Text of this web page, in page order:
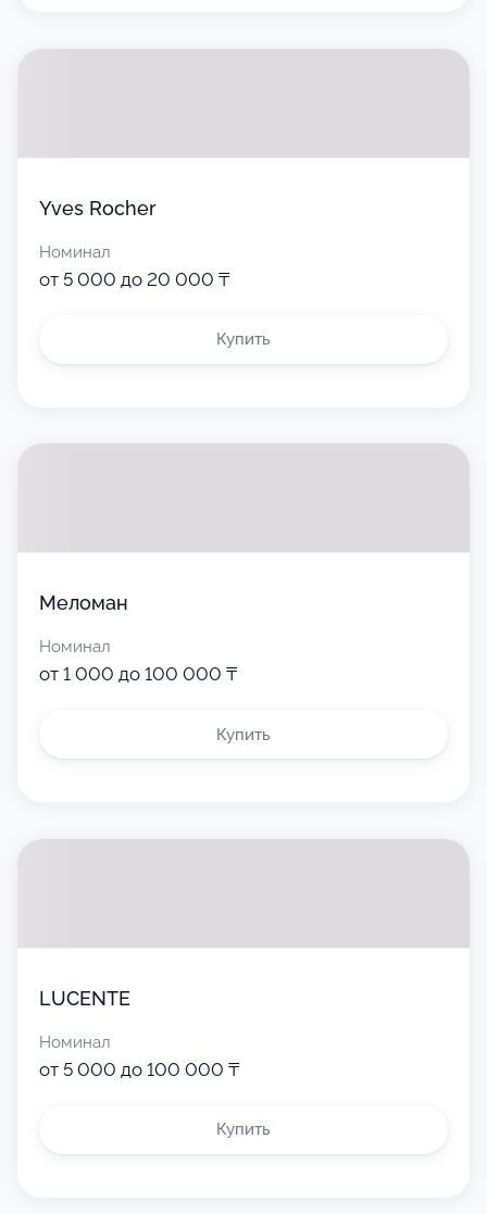
Yves Rocher
Номинал
от 5 000 до 20 000 ₸
Купить
Меломан
Номинал
от 1 000 до 100 000 ₸
Купить
LUCENTE
Номинал
от 5 000 до 100 000 ₸
Купить